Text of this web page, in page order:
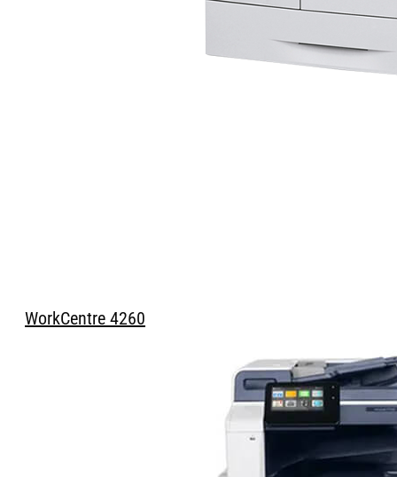
WorkCentre 4260